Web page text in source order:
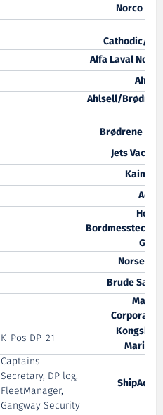
Norco
Cathodic/
Alfa Laval
Ahlsell/
Brødrene
Jets
Brude
K-Pos DP-21
Captains
Secretary, DP log,
FleetManager,
Gangway Security